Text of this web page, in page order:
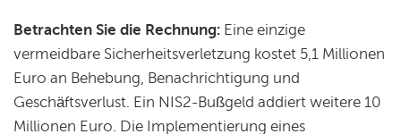
Betrachten Sie die Rechnung: Eine einzige
vermeidbare Sicherheitsverletzung kostet 5,1 Millionen
Euro an Behebung, Benachrichtigung und
Geschäftsverlust. Ein NIS2-Bußgeld addiert weitere 10
Millionen Euro. Die Implementierung eines